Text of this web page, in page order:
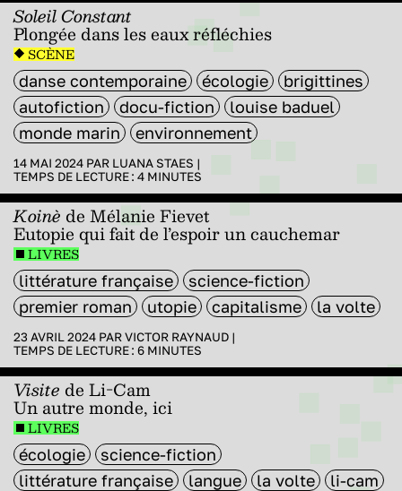
Soleil Constant
Plongée dans les eaux réfléchies
SCÈNE
danse contemporaine écologie
brigittines
autofiction
docu-fiction
louise baduel
monde marin
environnement
14 MAI 2024 PAR LUANA STAES |
TEMPS DE LECTURE : 4 MINUTES
Koinè de Mélanie Fievet
Eutopie qui fait de l’espoir un cauchemar
LIVRES
littérature française
science-fiction
premier roman
utopie capitalisme la volte
23 AVRIL 2024 PARVICTOR RAYNAUD |
TEMPS DE LECTURE : 6 MINUTES
Visite de Li-Cam
Un autre monde, ici
LIVRES
écologie
science-fiction
littérature française
langue la volte li-cam